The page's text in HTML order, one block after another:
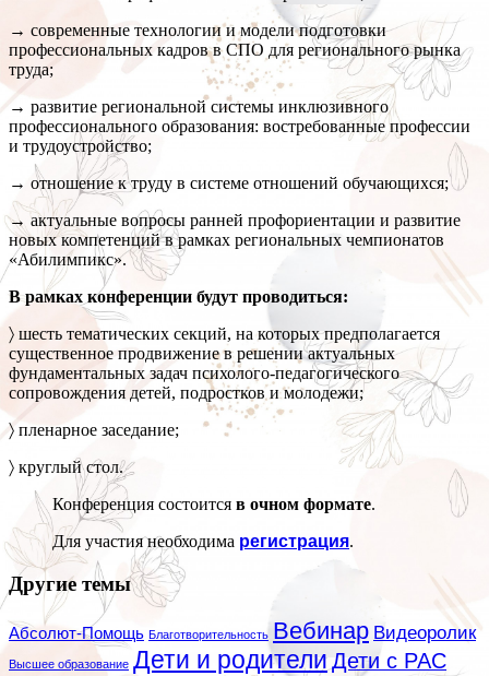
→ современные технологии и модели подготовки
профессиональных кадров в СПО для регионального рынка
труда;
→ развитие региональной системы инклюзивного
профессионального образования: востребованные профессии
и трудоустройство;
→ отношение к труду в системе отношений обучающихся;
→ актуальные вопросы ранней профориентации и развитие
новых компетенций в рамках региональных чемпионатов
«Абилимпикс».
В рамках конференции будут проводиться:
〉 шесть тематических секций, на которых предполагается
существенное продвижение в решении актуальных
фундаментальных задач психолого-педагогического
сопровождения детей, подростков и молодежи;
〉 пленарное заседание;
〉 круглый стол.
Конференция состоится в очном формате.
Для участия необходима регистрация.
Другие темы
Абсолют-Помощь Благотворительность Вебинар Видеоролик
Высшее образование Дети и родителиДети с РАС